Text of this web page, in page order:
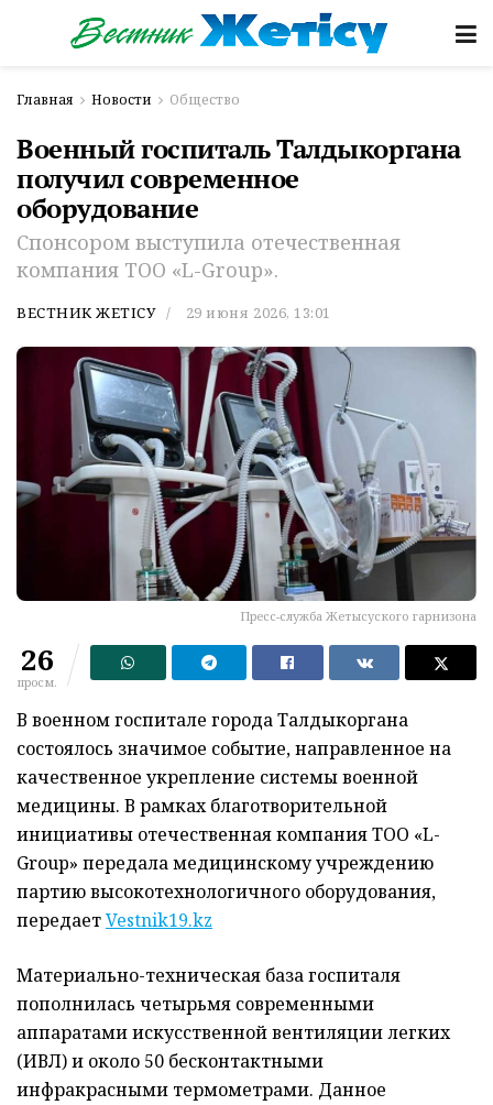
Главная Новости Общество
Военный госпиталь Талдыкоргана
получил современное
оборудование
Спонсором выступила отечественная
компания ТОО «L-Group».
ВЕСТНИК ЖЕТІСУ 29 июня 2026, 13:01
Пресс-служба Жетысуского гарнизона
26
просм.
В военном госпитале города Талдыкоргана
состоялось значимое событие, направленное на
качественное укрепление системы военной
медицины. В рамках благотворительной
инициативы отечественная компания ТОО «L-
Group» передала медицинскому учреждению
партию высокотехнологичного оборудования,
передаетVestnik19.kz
Материально-техническая база госпиталя
пополнилась четырьмя современными
аппаратами искусственной вентиляции легких
(ИВЛ) и около 50 бесконтактными
инфракрасными термометрами. Данное